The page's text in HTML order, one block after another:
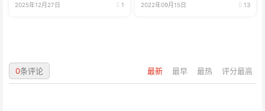
2025年12月27日 1 2022年09月15日 13
最新 最早 最热 评分最高
0条评论